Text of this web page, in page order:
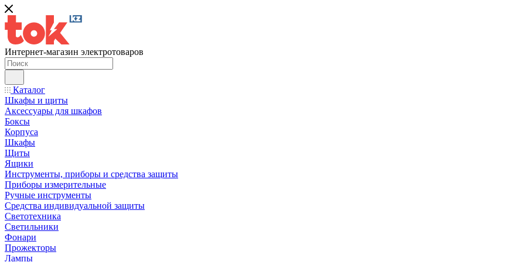
Интернет-магазин электротоваров
Каталог
Шкафы и щиты
Аксессуары для шкафов
Боксы
Корпуса
Шкафы
Щиты
Ящики
Инструменты, приборы и средства защиты
Приборы измерительные
Ручные инструменты
Средства индивидуальной защиты
Светотехника
Светильники
Фонари
Прожекторы
Лампы